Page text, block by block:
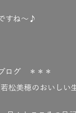
すね～♪
ログ ＊＊＊
松美穂のおいしい